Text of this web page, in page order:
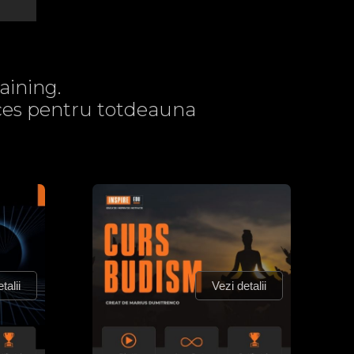
pentru totdeauna
Vezi detalii